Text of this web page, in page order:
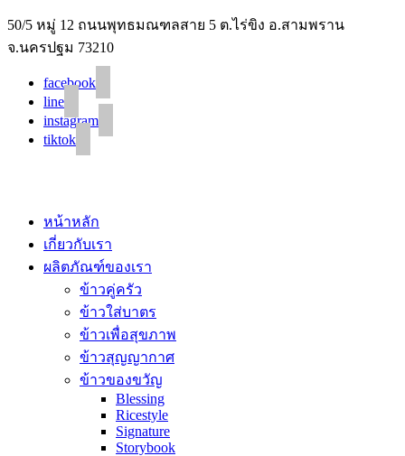
50/5 หมู่ 12 ถนนพุทธมณฑลสาย 5 ต.ไร่ขิง อ.สามพราน
จ.นครปฐม 73210
facebook
line
instagram
tiktok
หน้าหลัก
เกี่ยวกับเรา
ผลิตภัณฑ์ของเรา
ข้าวคู่ครัว
ข้าวใส่บาตร
ข้าวเพื่อสุขภาพ
ข้าวสุญญากาศ
ข้าวของขวัญ
Blessing
Ricestyle
Signature
Storybook